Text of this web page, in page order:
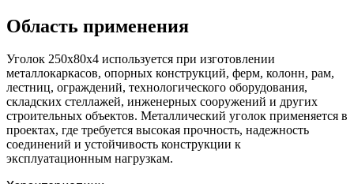
Область применения
Уголок 250х80х4 используется при изготовлении
металлокаркасов, опорных конструкций, ферм, колонн, рам,
лестниц, ограждений, технологического оборудования,
складских стеллажей, инженерных сооружений и других
строительных объектов. Металлический уголок применяется в
проектах, где требуется высокая прочность, надежность
соединений и устойчивость конструкции к
эксплуатационным нагрузкам.